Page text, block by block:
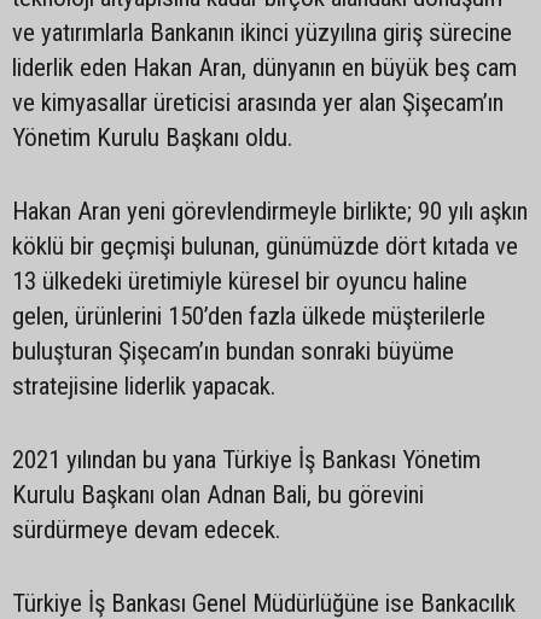
ve yatırımlarla Bankanın ikinci yüzyılına giriş sürecine
liderlik eden Hakan Aran, dünyanın en büyük beş cam
ve kimyasallar üreticisi arasında yer alan Şişecam’ın
Yönetim Kurulu Başkanı oldu.
Hakan Aran yeni görevlendirmeyle birlikte; 90 yılı aşkın
köklü bir geçmişi bulunan, günümüzde dört kıtada ve
13 ülkedeki üretimiyle küresel bir oyuncu haline
gelen, ürünlerini 150’den fazla ülkede müşterilerle
buluşturan Şişecam’ın bundan sonraki büyüme
stratejisine liderlik yapacak.
2021 yılından bu yana Türkiye İş Bankası Yönetim
Kurulu Başkanı olan Adnan Bali, bu görevini
sürdürmeye devam edecek.
Türkiye İş Bankası Genel Müdürlüğüne ise Bankacılık